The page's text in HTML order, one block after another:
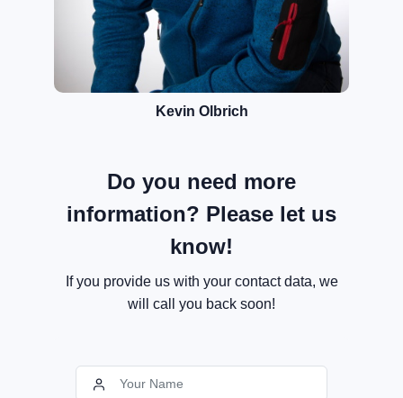
Kevin Olbrich
Do you need more
information? Please let us
know!
If you provide us with your contact data, we
will call you back soon!